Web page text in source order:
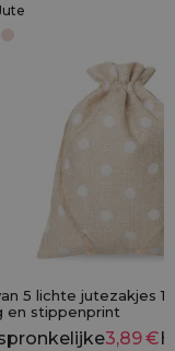
€
5 lichte jutezakjes
en stippenprint
3,89€